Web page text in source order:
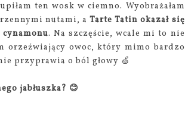
ten wosk w ciemno. Wyobrażałam
nutami, aTarte Tatin okazał się
. Na szczęście, wcale mi to nie
orzeźwiający owoc, który mimo bardzo
przyprawia o ból głowy 🍏
jabłuszka? 😊